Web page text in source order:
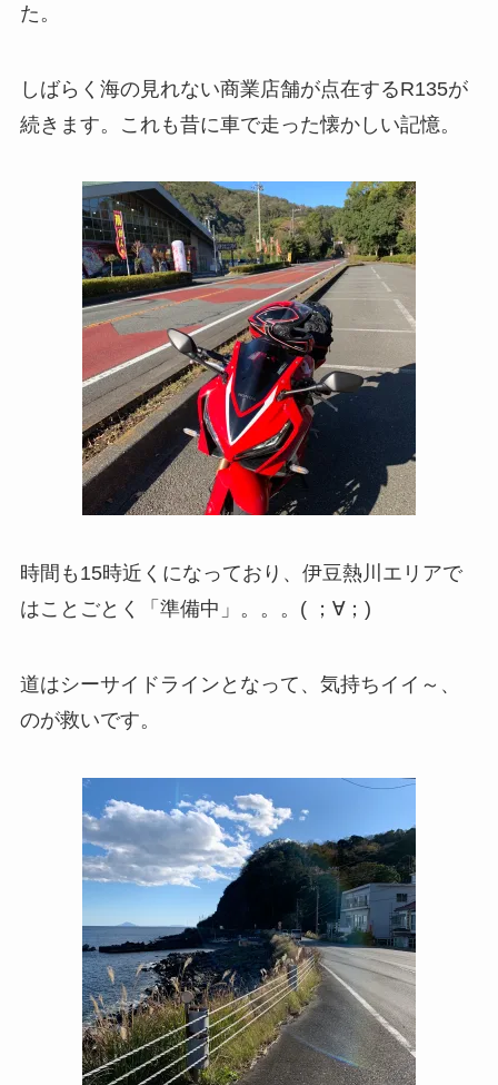
た。
しばらく海の見れない商業店舗が点在するR135が
続きます。これも昔に車で走った懐かしい記憶。
時間も15時近くになっており、伊豆熱川エリアで
はことごとく「準備中」。。。( ；∀；)
道はシーサイドラインとなって、気持ちイイ～、
のが救いです。